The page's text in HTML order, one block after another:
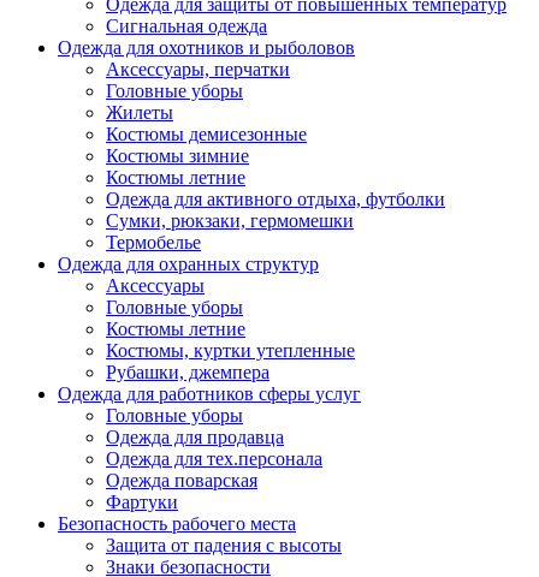
Одежда для защиты от повышенных температур
Сигнальная одежда
Одежда для охотников и рыболовов
Аксессуары, перчатки
Головные уборы
Жилеты
Костюмы демисезонные
Костюмы зимние
Костюмы летние
Одежда для активного отдыха, футболки
Сумки, рюкзаки, гермомешки
Термобелье
Одежда для охранных структур
Аксессуары
Головные уборы
Костюмы летние
Костюмы, куртки утепленные
Рубашки, джемпера
Одежда для работников сферы услуг
Головные уборы
Одежда для продавца
Одежда для тех.персонала
Одежда поварская
Фартуки
Безопасность рабочего места
Защита от падения с высоты
Знаки безопасности